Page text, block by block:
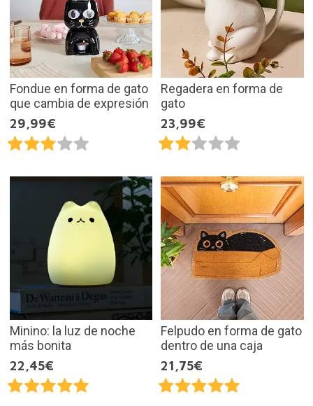
Fondue en forma de gato
que cambia de expresión
29,99€
Regadera en forma de
gato
23,99€
Minino: la luz de noche
más bonita
22,45€
Felpudo en forma de gato
dentro de una caja
21,75€